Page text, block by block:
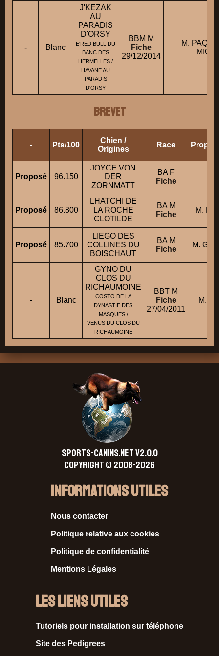
- Blanc
J'KEZAK
AU
PARADIS
D'ORSY
E'RED BULL DU
BANC DES
HERMELLES /
HAVANE AU
PARADIS
D'ORSY
BBM M
Fiche
29/12/2014
M.
BREVET
- Pts/100
Chien /
Origines
Race
Proposé 96.150
JOYCE VON
DER
ZORNMATT
BA F
Fiche
Proposé 86.800
LHATCHI DE
LA ROCHE
CLOTILDE
BA M
Fiche
M.
Proposé 85.700
LIEGO DES
COLLINES DU
BOISCHAUT
BA M
Fiche
M.
- Blanc
GYNO DU
CLOS DU
RICHAUMOINE
COSTO DE LA
DYNASTIE DES
MASQUES /
VENUS DU CLOS DU
RICHAUMOINE
BBT M
Fiche
27/04/2011
M.
SPORTS-CANINS.NET V2.0.0
Copyright © 2008-2026
Informations Utiles
Nous contacter
Politique relative aux cookies
Politique de confidentialité
Mentions Légales
Les liens utiles
Tutoriels pour installation sur téléphone
Site des Pedigrees